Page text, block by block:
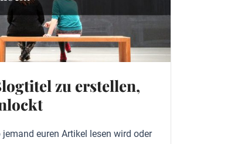
zu erstellen,
euren Artikel lesen wird oder